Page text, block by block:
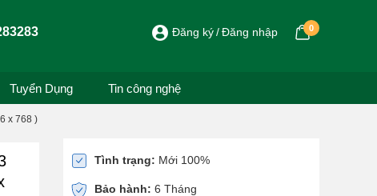
Đăng ký Đăng nhập 0
Tuyển Dụng Tin công nghệ
x 768 )
Tình trạng: Mới 100%
Bảo hành: 6 Tháng